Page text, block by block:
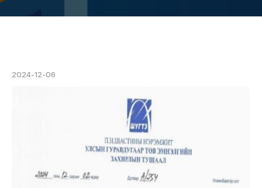
2024-12-06